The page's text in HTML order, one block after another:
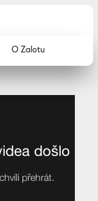
O Zalotu